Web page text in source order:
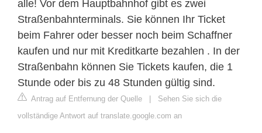
alle! Vor dem Hauptbahnhof gibt es zwei
Straßenbahnterminals. Sie können Ihr Ticket
beim Fahrer oder besser noch beim Schaffner
kaufen und nur mit Kreditkarte bezahlen . In der
Straßenbahn können Sie Tickets kaufen, die 1
Stunde oder bis zu 48 Stunden gültig sind.
Antrag auf Entfernung der Quelle | Sehen Sie sich die
vollständige Antwort auf translate.google.com an